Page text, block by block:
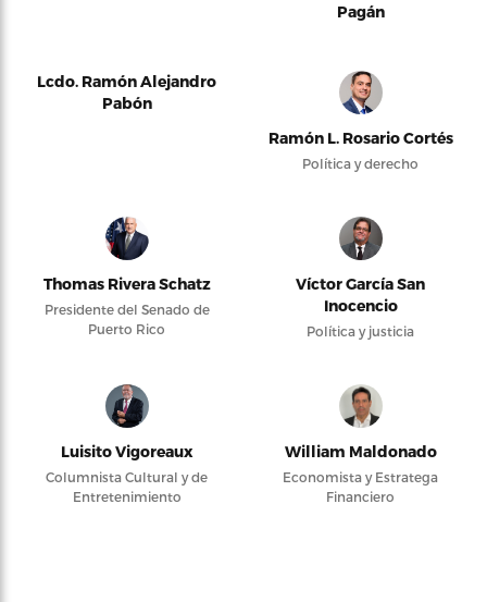
Pagán
Lcdo. Ramón Alejandro
Pabón
Ramón L. Rosario Cortés
Política y derecho
Thomas Rivera Schatz
Presidente del Senado de
Puerto Rico
Víctor García San
Inocencio
Política y justicia
Luisito Vigoreaux
Columnista Cultural y de
Entretenimiento
William Maldonado
Economista y Estratega
Financiero